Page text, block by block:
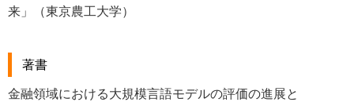
来」（東京農工大学）
著書
金融領域における大規模言語モデルの評価の進展と